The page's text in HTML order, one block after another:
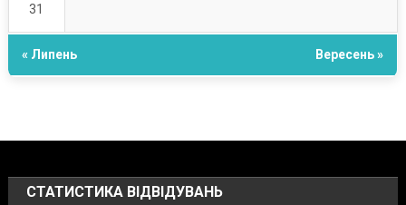
31
« Липень Вересень »
СТАТИСТИКА ВІДВІДУВАНЬ